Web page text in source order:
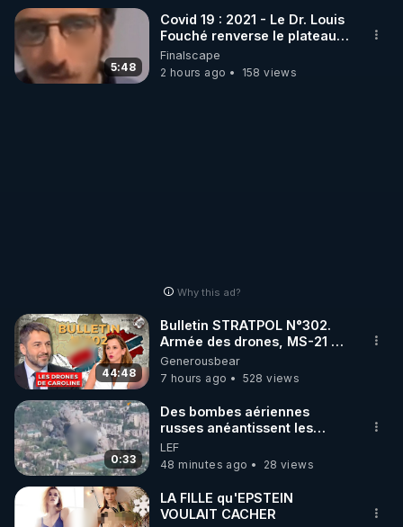
🌱 LA BOUTIQUE DU MAGAZINE
Pour obtenir les anciens numéros que vous avez
🌱 INSTAGRAM
https://www.instagram.com/rdlr_thierrycasasnovas/
http://rgnr.li/instagram
🌱 LA NEWSLETTER
Pour ne pas rater l’actualité RGNR (stages,
http://rgnr.li/news
5:48
Covid 19 : 2021 - Le Dr. Louis
Fouché renverse le plateau
de CNews !
Finalscape
2 hours ago
158 views
Why this ad?
44:48
Bulletin STRATPOL N°302.
Armée des drones, MS-21 en
série, missiles coréens.
07.08.2026.
Generousbear
7 hours ago
528 views
0:33
Des bombes aériennes
russes anéantissent les
centres de contrôle de
drones de 3 brigades
ukrainienne
LEF
48 minutes ago
28 views
LA FILLE qu'EPSTEIN
VOULAIT CACHER